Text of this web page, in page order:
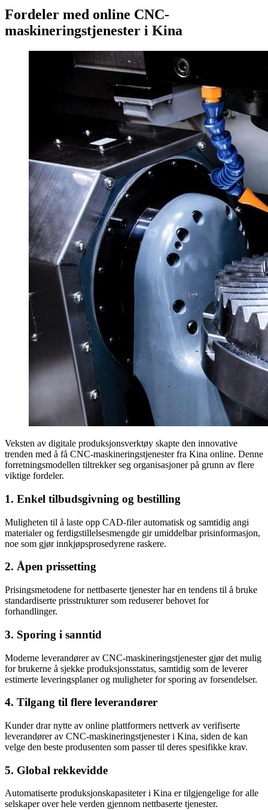
Fordeler med online CNC-
maskineringstjenester i Kina
Veksten av digitale produksjonsverktøy skapte den innovative
trenden med å få CNC-maskineringstjenester fra Kina online. Denne
forretningsmodellen tiltrekker seg organisasjoner på grunn av flere
viktige fordeler.
1. Enkel tilbudsgivning og bestilling
Muligheten til å laste opp CAD-filer automatisk og samtidig angi
materialer og ferdigstillelsesmengde gir umiddelbar prisinformasjon,
noe som gjør innkjøpsprosedyrene raskere.
2. Åpen prissetting
Prisingsmetodene for nettbaserte tjenester har en tendens til å bruke
standardiserte prisstrukturer som reduserer behovet for
forhandlinger.
3. Sporing i sanntid
Moderne leverandører av CNC-maskineringstjenester gjør det mulig
for brukerne å sjekke produksjonsstatus, samtidig som de leverer
estimerte leveringsplaner og muligheter for sporing av forsendelser.
4. Tilgang til flere leverandører
Kunder drar nytte av online plattformers nettverk av verifiserte
leverandører av CNC-maskineringstjenester i Kina, siden de kan
velge den beste produsenten som passer til deres spesifikke krav.
5. Global rekkevidde
Automatiserte produksjonskapasiteter i Kina er tilgjengelige for alle
selskaper over hele verden gjennom nettbaserte tjenester.